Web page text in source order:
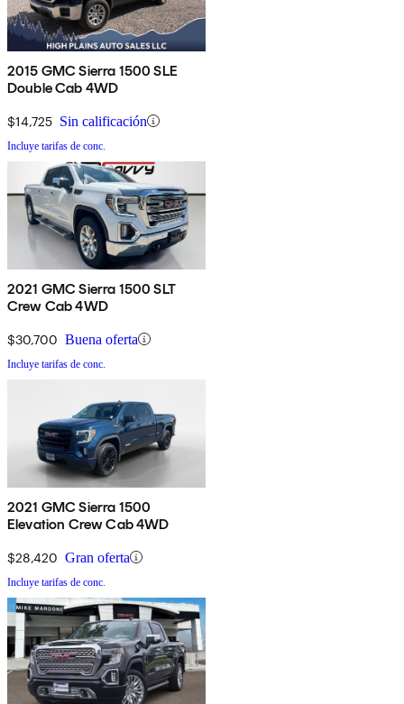
2015 GMC Sierra 1500 SLE
Double Cab 4WD
$14,725 Sin calificación
Incluye tarifas de conc.
2021 GMC Sierra 1500 SLT
Crew Cab 4WD
$30,700 Buena oferta
Incluye tarifas de conc.
2021 GMC Sierra 1500
Elevation Crew Cab 4WD
$28,420 Gran oferta
Incluye tarifas de conc.